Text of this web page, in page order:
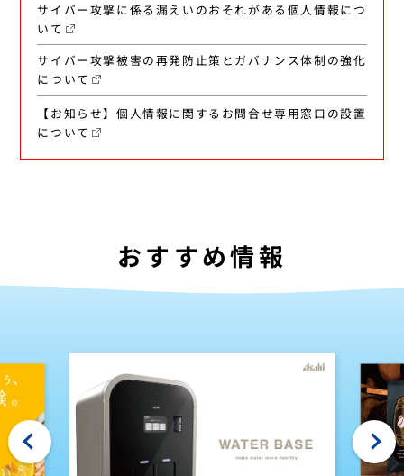
サイバー攻撃に係る漏えいのおそれがある個人情報につ
いて
サイバー攻撃被害の再発防止策とガバナンス体制の強化
について
【お知らせ】個人情報に関するお問合せ専用窓口の設置
について
おすすめ情報
‹ ›